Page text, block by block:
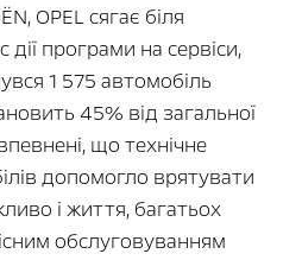
OPEL сягає біля
дії програми на сервіси,
1 575 автомобіль
45% від загальної
що технічне
допомогло врятувати
і життя, багатьох
обслуговуванням